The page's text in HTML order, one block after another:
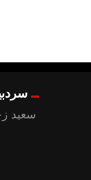
سعید